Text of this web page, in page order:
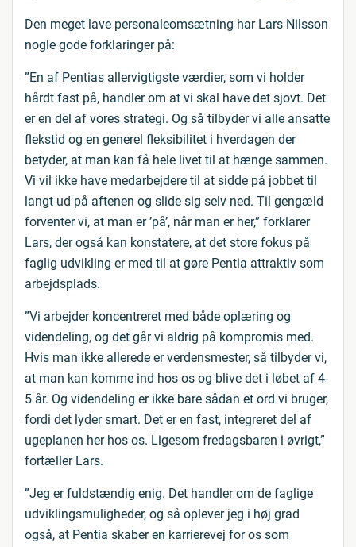
Den meget lave personaleomsætning har Lars Nilsson
nogle gode forklaringer på:
”En af Pentias allervigtigste værdier, som vi holder
hårdt fast på, handler om at vi skal have det sjovt. Det
er en del af vores strategi. Og så tilbyder vi alle ansatte
flekstid og en generel fleksibilitet i hverdagen der
betyder, at man kan få hele livet til at hænge sammen.
Vi vil ikke have medarbejdere til at sidde på jobbet til
langt ud på aftenen og slide sig selv ned. Til gengæld
forventer vi, at man er ’på’, når man er her,” forklarer
Lars, der også kan konstatere, at det store fokus på
faglig udvikling er med til at gøre Pentia attraktiv som
arbejdsplads.
”Vi arbejder koncentreret med både oplæring og
videndeling, og det går vi aldrig på kompromis med.
Hvis man ikke allerede er verdensmester, så tilbyder vi,
at man kan komme ind hos os og blive det i løbet af 4-
5 år. Og videndeling er ikke bare sådan et ord vi bruger,
fordi det lyder smart. Det er en fast, integreret del af
ugeplanen her hos os. Ligesom fredagsbaren i øvrigt,”
fortæller Lars.
”Jeg er fuldstændig enig. Det handler om de faglige
udviklingsmuligheder, og så oplever jeg i høj grad
også, at Pentia skaber en karrierevej for os som